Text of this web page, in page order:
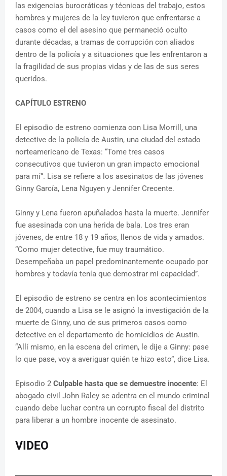
las exigencias burocráticas y técnicas del trabajo, estos
hombres y mujeres de la ley tuvieron que enfrentarse a
casos como el del asesino que permaneció oculto
durante décadas, a tramas de corrupción con aliados
dentro de la policía y a situaciones que les enfrentaron a
la fragilidad de sus propias vidas y de las de sus seres
queridos.
CAPÍTULO ESTRENO
El episodio de estreno comienza con Lisa Morrill, una
detective de la policía de Austin, una ciudad del estado
norteamericano de Texas: “Tome tres casos
consecutivos que tuvieron un gran impacto emocional
para mí”. Lisa se refiere a los asesinatos de las jóvenes
Ginny García, Lena Nguyen y Jennifer Crecente.
Ginny y Lena fueron apuñalados hasta la muerte. Jennifer
fue asesinada con una herida de bala. Los tres eran
jóvenes, de entre 18 y 19 años, llenos de vida y amados.
“Como mujer detective, fue muy traumático.
Desempeñaba un papel predominantemente ocupado por
hombres y todavía tenía que demostrar mi capacidad”.
El episodio de estreno se centra en los acontecimientos
de 2004, cuando a Lisa se le asignó la investigación de la
muerte de Ginny, uno de sus primeros casos como
detective en el departamento de homicidios de Austin.
“Allí mismo, en la escena del crimen, le dije a Ginny: pase
lo que pase, voy a averiguar quién te hizo esto”, dice Lisa.
Episodio 2 Culpable hasta que se demuestre inocente: El
abogado civil John Raley se adentra en el mundo criminal
cuando debe luchar contra un corrupto fiscal del distrito
para liberar a un hombre inocente de asesinato.
VIDEO